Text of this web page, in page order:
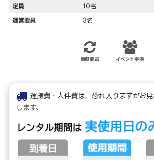
定員 10名
運営要員 3名
類似商品 イベント事例
運搬費・人件費は、恐れ入りますがお
します。